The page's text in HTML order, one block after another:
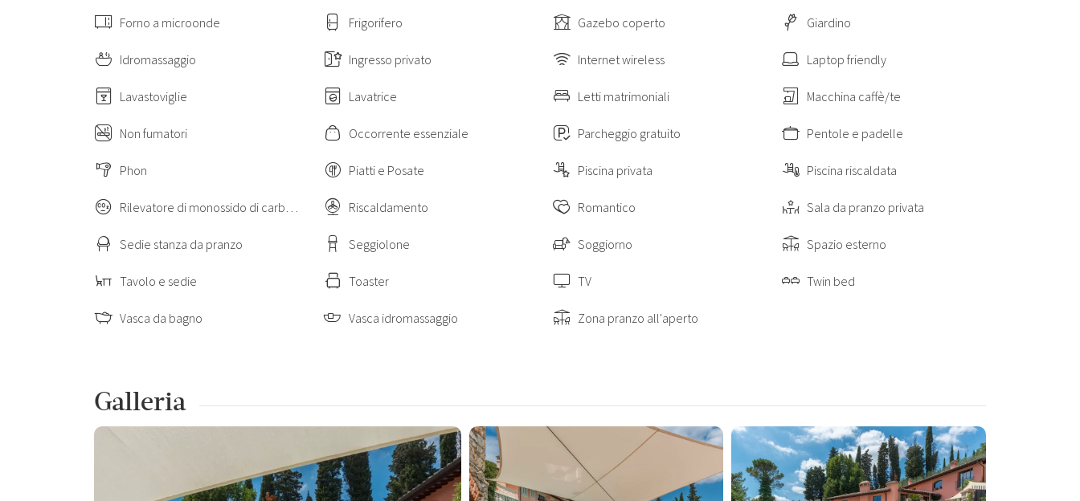
Luoghi da visitare
Villa Pantera è situata tra le verdi colline della Valdinievole, una zona che comprende la provincia di Pistoia, dal ricco patrimonio storico-artistico e variegata dal punto di
paesaggistico.
Vicino alla proprietà troviamo le città termali di Montecatini Terme (4 km) e Monsummano Terme (7 km). Montecatini Terme è famosa per lo stile Liberty delle sue ville storiche e
Monsummano Terme è anch'essa rinomata per i suoi centri termali e per l'azienda specializzata nella produzione artigianale di cioccolato.
L'ubicazione della villa rappresenta un punto di partenza perfetto per visitare le principali città d'arte toscane come Firenze, Pisa, Lucca e Pistoia, ma anche altre belle attrazioni
turistiche come Collodi (il paese natale di Pinocchio), Vinci (il villaggio del grande Leonardo) e la costa versiliana.
Principali distanze : Montecatini Terme (4 km), Monsummano Terme (7 km), Collodi (14 km), Pistoia (15 km), Vinci (23 km), Lucca (36 km), Pisa (50 km), Viareggio (56 km), Firenze (70
Si specifica che le distanze qui indicate sono approssimative e si riferiscono in linea d'aria dalla proprietà.
Forno a microonde Frigorifero Gazebo coperto Giardino
Idromassaggio Ingresso privato Internet wireless Laptop friendly
Lavastoviglie Lavatrice Letti matrimoniali Macchina caffè/te
Non fumatori Occorrente essenziale Parcheggio gratuito Pentole e padelle
Phon Piatti e Posate Piscina privata Piscina riscaldata
Rilevatore di monossido di carbonio Riscaldamento Romantico Sala da pranzo privata
Sedie stanza da pranzo Seggiolone Soggiorno Spazio esterno
Tavolo e sedie Toaster TV Twin bed
Vasca da bagno Vasca idromassaggio Zona pranzo all'aperto
Galleria